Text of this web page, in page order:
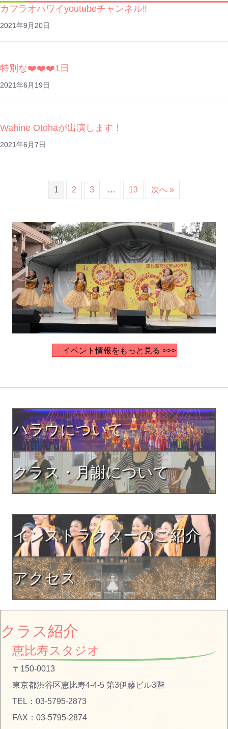
カフラオハワイyoutubeチャンネル‼️
2021年9月20日
特別な❤️❤️❤️1日
2021年6月19日
Wahine Otohaが出演します！
2021年6月7日
1 2 3 … 13 次へ »
イベント情報をもっと見る >>>
ハラウについて
クラス・月謝について
インストラクターのご紹介
アクセス
クラス紹介
恵比寿スタジオ
〒150-0013
東京都渋谷区恵比寿4-4-5 第3伊藤ビル3階
TEL：03-5795-2873
FAX：03-5795-2874